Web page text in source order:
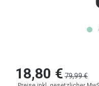
18,80 €79,99 €